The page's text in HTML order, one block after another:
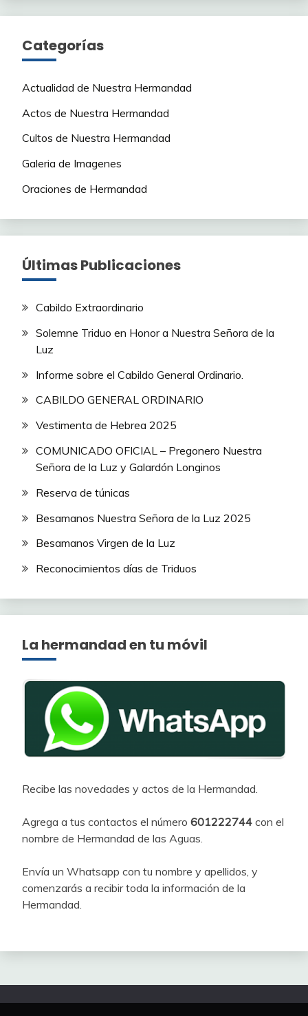
Categorías
Actualidad de Nuestra Hermandad
Actos de Nuestra Hermandad
Cultos de Nuestra Hermandad
Galeria de Imagenes
Oraciones de Hermandad
Últimas Publicaciones
Cabildo Extraordinario
Solemne Triduo en Honor a Nuestra Señora de la
Luz
Informe sobre el Cabildo General Ordinario.
CABILDO GENERAL ORDINARIO
Vestimenta de Hebrea 2025
COMUNICADO OFICIAL – Pregonero Nuestra
Señora de la Luz y Galardón Longinos
Reserva de túnicas
Besamanos Nuestra Señora de la Luz 2025
Besamanos Virgen de la Luz
Reconocimientos días de Triduos
La hermandad en tu móvil
Recibe las novedades y actos de la Hermandad.
Agrega a tus contactos el número 601222744 con el
nombre de Hermandad de las Aguas.
Envía un Whatsapp con tu nombre y apellidos, y
comenzarás a recibir toda la información de la
Hermandad.